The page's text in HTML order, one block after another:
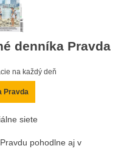
denníka Pravda
na každý deň
Pravda
siete
pohodlne aj v